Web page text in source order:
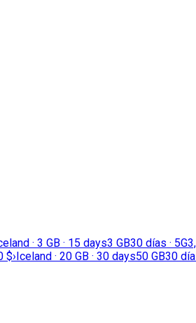
· 3 GB · 15 days3 GB30 días · 5G
$›Iceland · 20 GB · 30 days50 GB30